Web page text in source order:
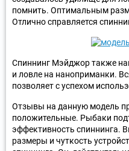
помнить. Оптимальным
Отлично справляется
Спиннинг Мэйджор также
и ловле на наноприманки.
позволяет с успехом
Отзывы на данную модель
положительные. Рыбаки
эффективность спиннинга.
размеры и чуткость